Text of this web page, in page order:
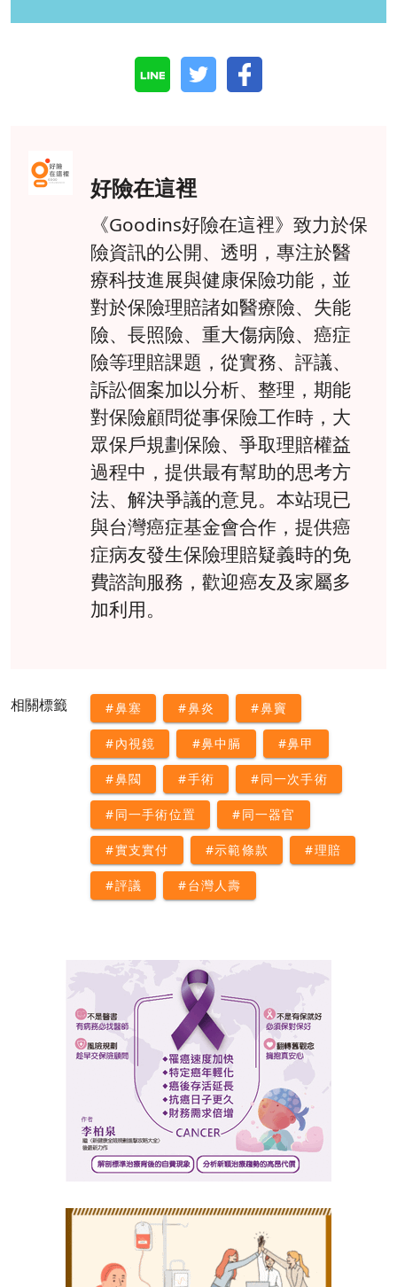
好險在這裡
《Goodins好險在這裡》致力於保
險資訊的公開、透明，專注於醫
療科技進展與健康保險功能，並
對於保險理賠諸如醫療險、失能
險、長照險、重大傷病險、癌症
險等理賠課題，從實務、評議、
訴訟個案加以分析、整理，期能
對保險顧問從事保險工作時，大
眾保戶規劃保險、爭取理賠權益
過程中，提供最有幫助的思考方
法、解決爭議的意見。本站現已
與台灣癌症基金會合作，提供癌
症病友發生保險理賠疑義時的免
費諮詢服務，歡迎癌友及家屬多
加利用。
相關標籤 #鼻塞 #鼻炎 #鼻竇
#內視鏡 #鼻中膈 #鼻甲
#鼻閥 #手術 #同一次手術
#同一手術位置 #同一器官
#實支實付 #示範條款 #理賠
#評議 #台灣人壽